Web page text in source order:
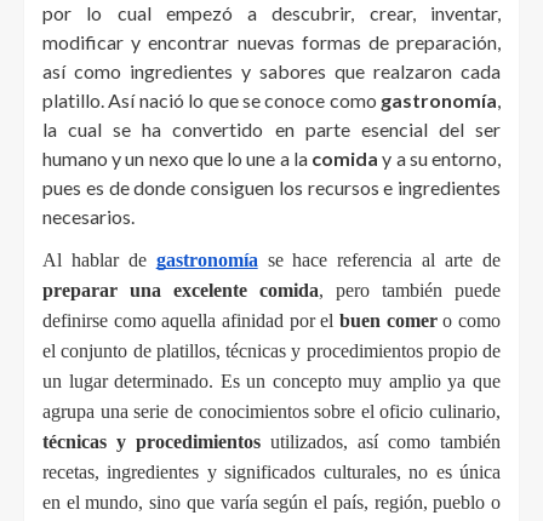
por lo cual empezó a descubrir, crear, inventar,
modificar y encontrar nuevas formas de preparación,
así como ingredientes y sabores que realzaron cada
platillo. Así nació lo que se conoce como gastronomía,
la cual se ha convertido en parte esencial del ser
humano y un nexo que lo une a lacomida y a su entorno,
pues es de donde consiguen los recursos e ingredientes
necesarios.
Al hablar de gastronomía
preparar una excelente comida, pero también puede
definirse como aquella afinidad por el buen comer o como
el conjunto de platillos, técnicas y procedimientos propio de
un lugar determinado. Es un concepto muy amplio ya que
técnicas y procedimientos utilizados, así como también
recetas, ingredientes y significados culturales, no es única
en el mundo, sino que varía según el país, región, pueblo o